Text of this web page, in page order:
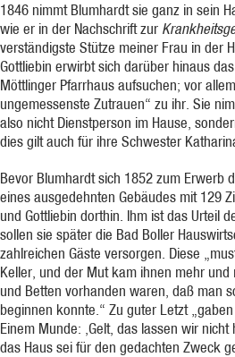
1846 nimmt Blumhardt sie ganz in sein
wie er in der Nachschrift zur
verständigste Stütze meiner Frau in der
Gottliebin erwirbt sich darüber hinaus
Möttlinger Pfarrhaus aufsuchen; vor
ungemessenste Zutrauen“ zu ihr. Sie
also nicht Dienstperson im Hause,
dies gilt auch für ihre Schwester
Bevor Blumhardt sich 1852 zum Erwerb
eines ausgedehnten Gebäudes mit 129
und Gottliebin dorthin. Ihm ist das Urteil
sollen sie später die Bad Boller
zahlreichen Gäste versorgen. Diese
Keller, und der Mut kam ihnen mehr
und Betten vorhanden waren, daß man
beginnen konnte.“ Zu guter Letzt
Einem Munde: ,Gelt, das lassen wir
das Haus sei für den gedachten Zweck